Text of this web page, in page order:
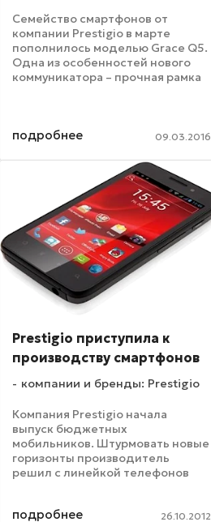
Семейство смартфонов от
компании Prestigio в марте
пополнилось моделью Grace Q5.
Одна из особенностей нового
коммуникатора – прочная рамка
дюймов, это IPS-матрица, ...
подробнее 09.03.2016
Prestigio приступила к
производству смартфонов
компании и бренды: Prestigio
Компания Prestigio начала
выпуск бюджетных
мобильников. Штурмовать новые
горизонты производитель
решил с линейкой телефонов
«Изюминкой» всех этих
подробнее 26.10.2012